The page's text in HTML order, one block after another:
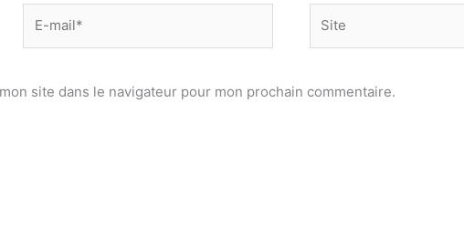
mail*
site dans le navigateur pour mon prochain commentaire.